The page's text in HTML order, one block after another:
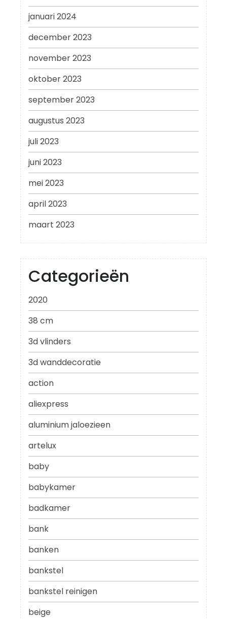
januari 2024
december 2023
november 2023
oktober 2023
september 2023
augustus 2023
juli 2023
juni 2023
mei 2023
april 2023
maart 2023
Categorieën
2020
38 cm
3d vlinders
3d wanddecoratie
action
aliexpress
aluminium jaloezieen
artelux
baby
babykamer
badkamer
bank
banken
bankstel
bankstel reinigen
beige